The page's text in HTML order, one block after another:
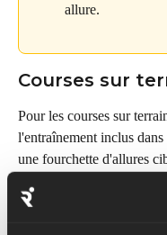
allure.
Courses sur
Pour les courses sur
l'entraînement inclus
une fourchette d'allures
de cette plage.